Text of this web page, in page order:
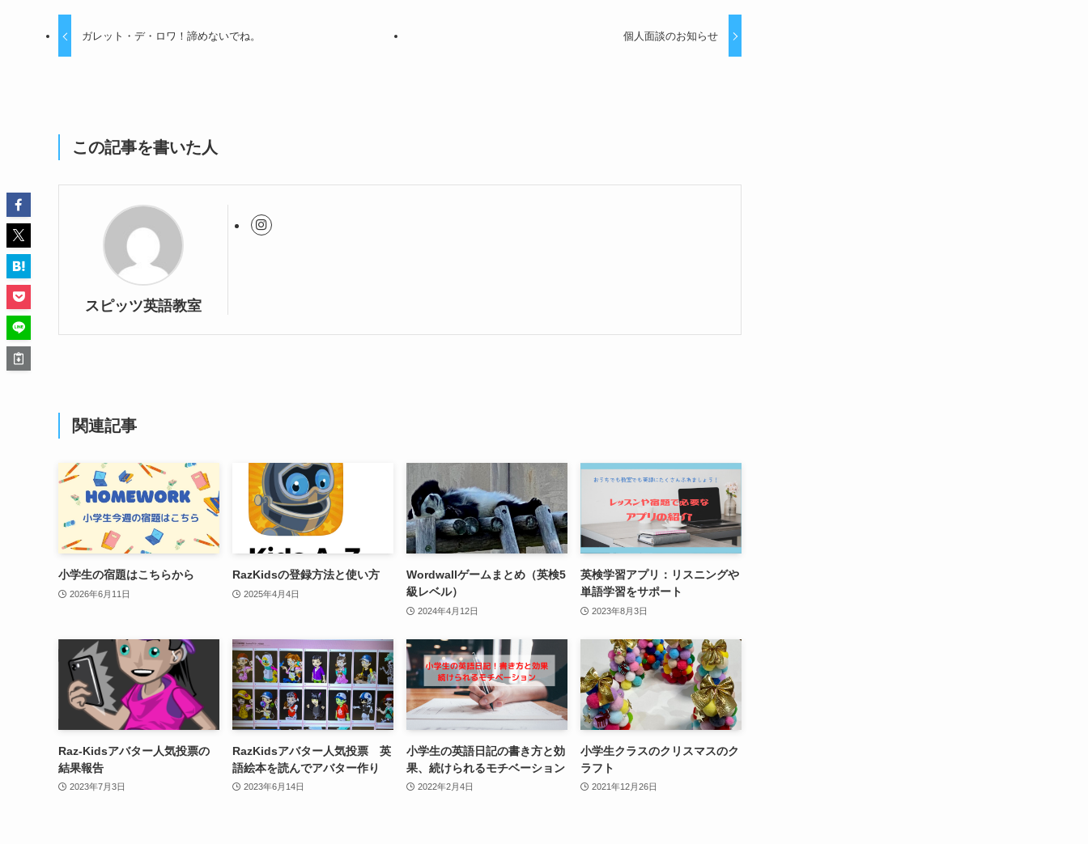
ガレット・デ・ロワ！諦めないでね。 個人面談のお知らせ
この記事を書いた人
スピッツ英語教室
関連記事
小学生の宿題はこちらから
2026年6月11日
RazKidsの登録方法と使い方
2025年4月4日
Wordwallゲームまとめ（英検5
級レベル）
2024年4月12日
英検学習アプリ：リスニングや
単語学習をサポート
2023年8月3日
Raz-Kidsアバター人気投票の
結果報告
2023年7月3日
RazKidsアバター人気投票 英
語絵本を読んでアバター作り
2023年6月14日
小学生の英語日記の書き方と効
果、続けられるモチベーション
2022年2月4日
小学生クラスのクリスマスのク
ラフト
2021年12月26日